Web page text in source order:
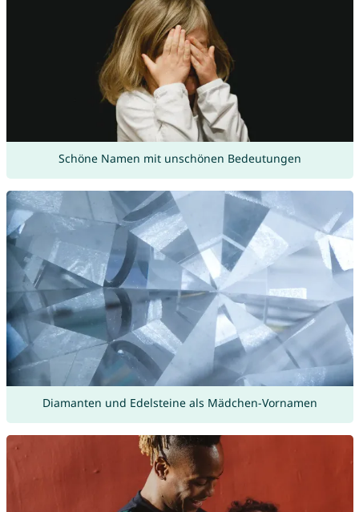
Schöne Namen mit unschönen Bedeutungen
Diamanten und Edelsteine als Mädchen-Vornamen